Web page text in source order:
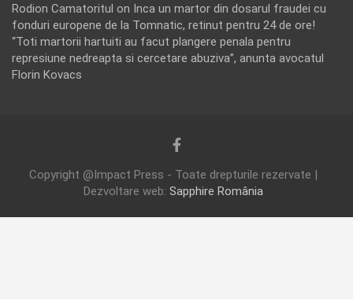
Rodion Camatoritul on Inca un martor din dosarul fraudei cu
fonduri europene de la Tomnatic, retinut pentru 24 de ore!
“Toti martorii hartuiti au facut plangere penala pentru
represiune nedreapta si cercetare abuziva”, anunta avocatul
Florin Kovacs
Copyright @Impact Press - Toate drepturile rezervate |
Dezvoltare web: Sapphire România